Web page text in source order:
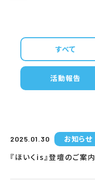
すべて
活動報告
2025.01.30
お知らせ
『ほいくis』登壇のご案内